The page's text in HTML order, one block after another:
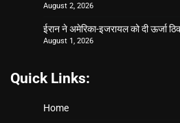
August 2, 2026
ईरान ने अमेरिका-इजरायल को दी ऊर्जा
August 1, 2026
Quick Links:
Home